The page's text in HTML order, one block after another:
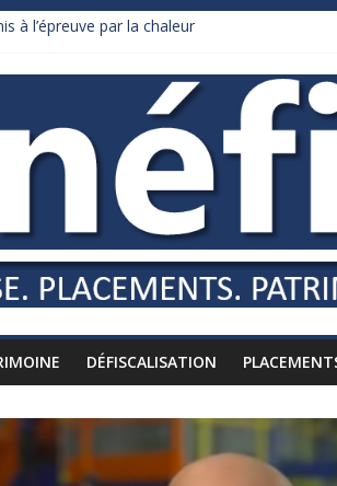
à l’épreuve par la chaleur
recule sur l’impôt
qui ne touche presque rien
vers l’étranger
DÉFISCALISATION